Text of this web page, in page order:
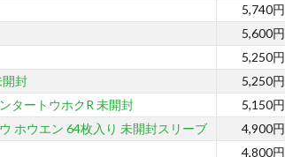
5,740円
5,600円
5,250円
開封
5,250円
タートウホクR 未開封
5,150円
ホウエン 64枚入り 未開封スリーブ
4,900円
4,800円